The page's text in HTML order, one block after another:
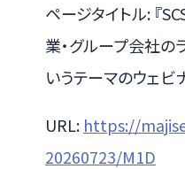
ページタイトル: 『
業・グループ会社の
いうテーマのウェビ
URL: https://
20260723/M1D